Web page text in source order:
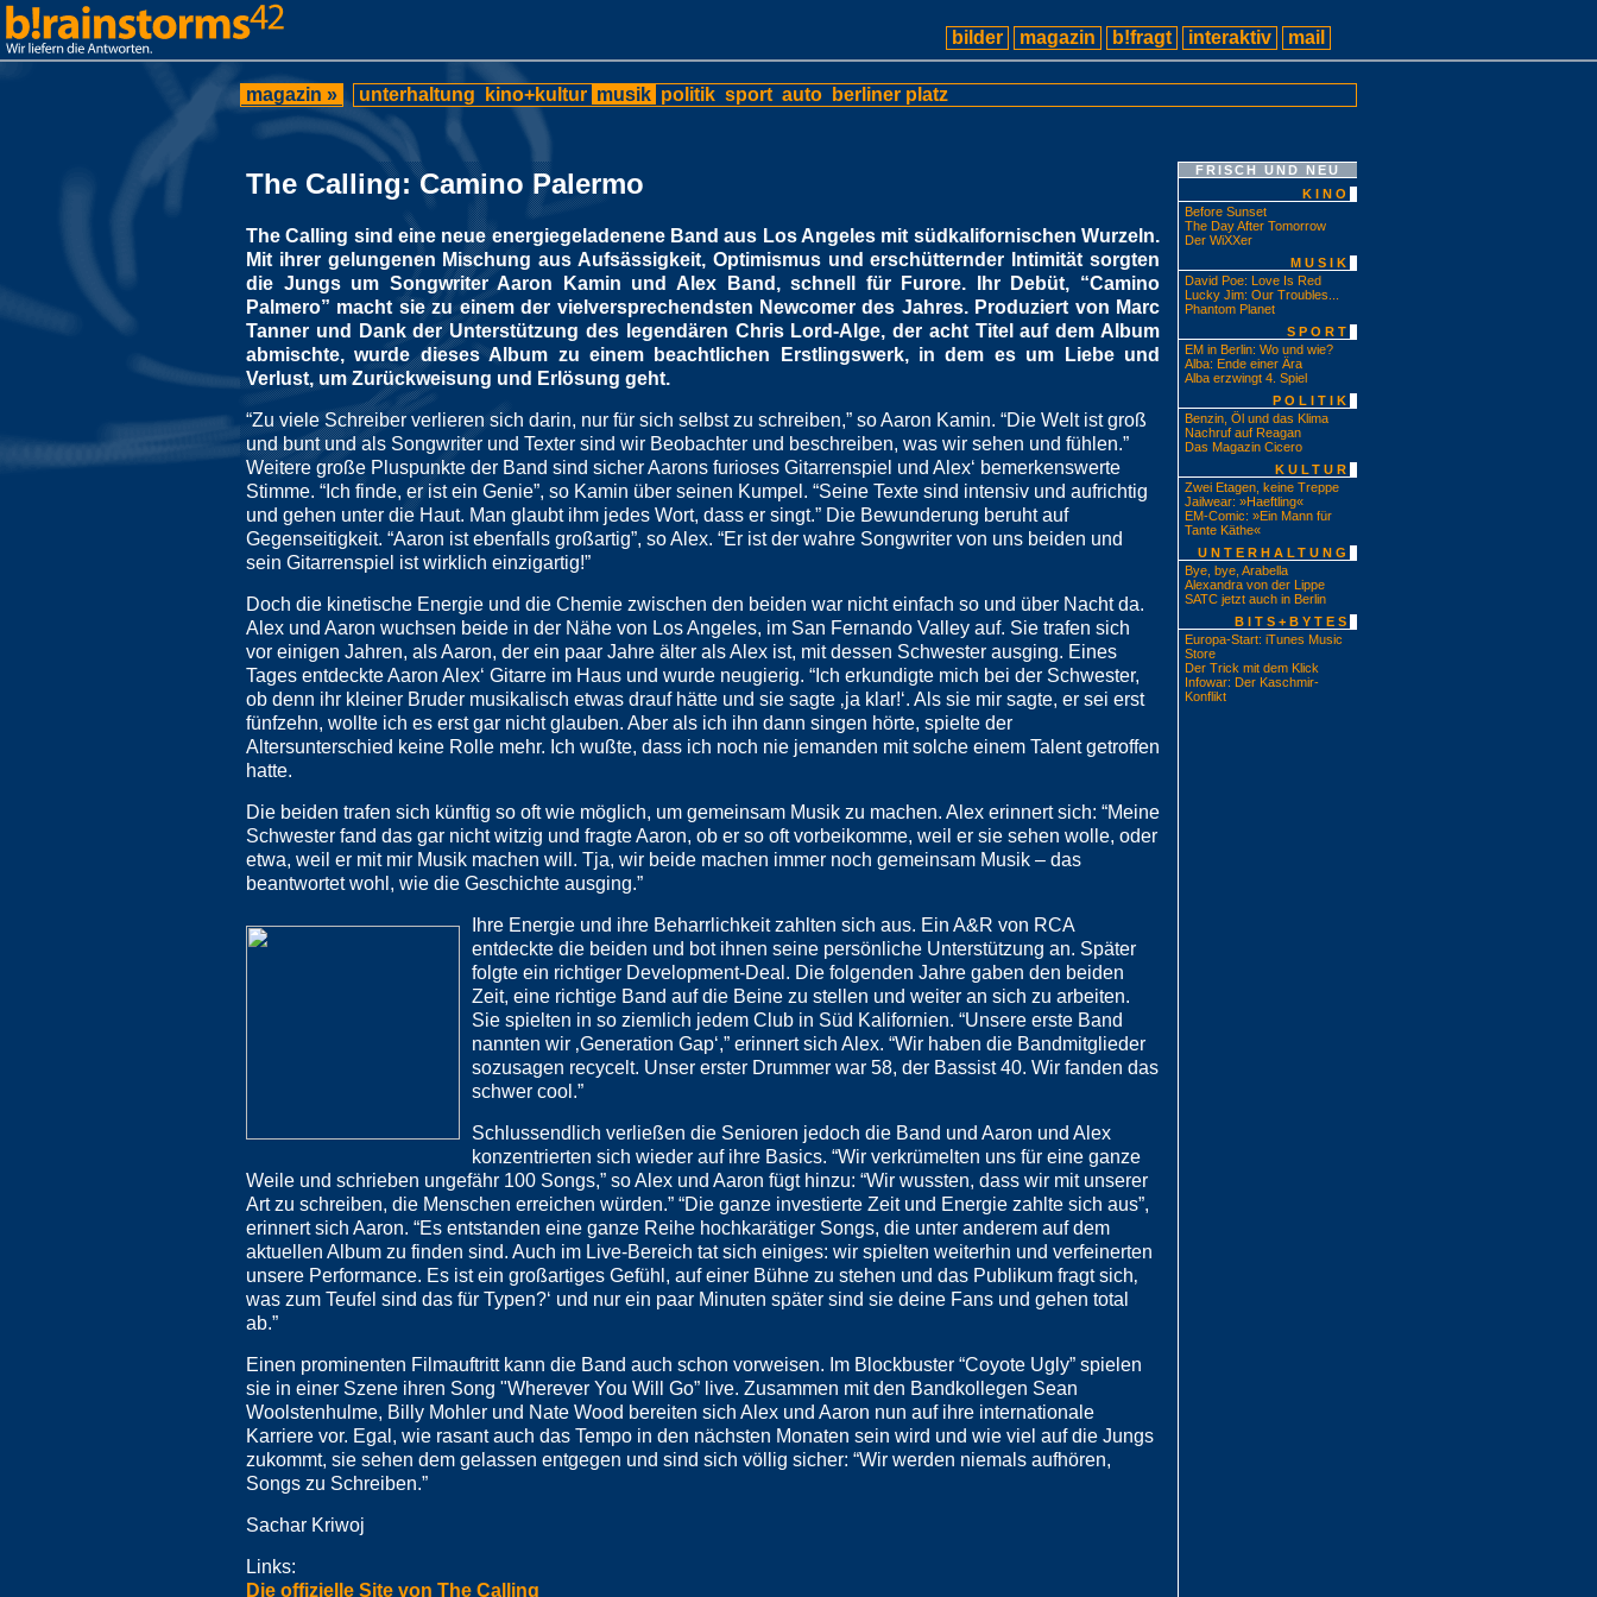
bilder magazin b!fragt interaktiv mail
magazin » unterhaltung kino+kultur musik politik sport auto berliner platz
The Calling: Camino Palermo
The Calling sind eine neue energiegeladenene Band aus Los Angeles mit südkalifornischen Wurzeln.
Mit ihrer gelungenen Mischung aus Aufsässigkeit, Optimismus und erschütternder Intimität sorgten
die Jungs um Songwriter Aaron Kamin und Alex Band, schnell für Furore. Ihr Debüt, “Camino
Palmero” macht sie zu einem der vielversprechendsten Newcomer des Jahres. Produziert von Marc
Tanner und Dank der Unterstützung des legendären Chris Lord-Alge, der acht Titel auf dem Album
abmischte, wurde dieses Album zu einem beachtlichen Erstlingswerk, in dem es um Liebe und
Verlust, um Zurückweisung und Erlösung geht.
“Zu viele Schreiber verlieren sich darin, nur für sich selbst zu schreiben,” so Aaron Kamin. “Die Welt ist groß
und bunt und als Songwriter und Texter sind wir Beobachter und beschreiben, was wir sehen und fühlen.”
Weitere große Pluspunkte der Band sind sicher Aarons furioses Gitarrenspiel und Alex‘ bemerkenswerte
Stimme. “Ich finde, er ist ein Genie”, so Kamin über seinen Kumpel. “Seine Texte sind intensiv und aufrichtig
und gehen unter die Haut. Man glaubt ihm jedes Wort, dass er singt.” Die Bewunderung beruht auf
Gegenseitigkeit. “Aaron ist ebenfalls großartig”, so Alex. “Er ist der wahre Songwriter von uns beiden und
sein Gitarrenspiel ist wirklich einzigartig!”
Doch die kinetische Energie und die Chemie zwischen den beiden war nicht einfach so und über Nacht da.
Alex und Aaron wuchsen beide in der Nähe von Los Angeles, im San Fernando Valley auf. Sie trafen sich
vor einigen Jahren, als Aaron, der ein paar Jahre älter als Alex ist, mit dessen Schwester ausging. Eines
Tages entdeckte Aaron Alex‘ Gitarre im Haus und wurde neugierig. “Ich erkundigte mich bei der Schwester,
ob denn ihr kleiner Bruder musikalisch etwas drauf hätte und sie sagte ‚ja klar!‘. Als sie mir sagte, er sei erst
fünfzehn, wollte ich es erst gar nicht glauben. Aber als ich ihn dann singen hörte, spielte der
Altersunterschied keine Rolle mehr. Ich wußte, dass ich noch nie jemanden mit solche einem Talent getroffen
hatte.
Die beiden trafen sich künftig so oft wie möglich, um gemeinsam Musik zu machen. Alex erinnert sich: “Meine
Schwester fand das gar nicht witzig und fragte Aaron, ob er so oft vorbeikomme, weil er sie sehen wolle, oder
etwa, weil er mit mir Musik machen will. Tja, wir beide machen immer noch gemeinsam Musik – das
beantwortet wohl, wie die Geschichte ausging.”
Ihre Energie und ihre Beharrlichkeit zahlten sich aus. Ein A&R von RCA
entdeckte die beiden und bot ihnen seine persönliche Unterstützung an. Später
folgte ein richtiger Development-Deal. Die folgenden Jahre gaben den beiden
Zeit, eine richtige Band auf die Beine zu stellen und weiter an sich zu arbeiten.
Sie spielten in so ziemlich jedem Club in Süd Kalifornien. “Unsere erste Band
nannten wir ‚Generation Gap‘,” erinnert sich Alex. “Wir haben die Bandmitglieder
sozusagen recycelt. Unser erster Drummer war 58, der Bassist 40. Wir fanden das
schwer cool.”
Schlussendlich verließen die Senioren jedoch die Band und Aaron und Alex
konzentrierten sich wieder auf ihre Basics. “Wir verkrümelten uns für eine ganze
Weile und schrieben ungefähr 100 Songs,” so Alex und Aaron fügt hinzu: “Wir wussten, dass wir mit unserer
Art zu schreiben, die Menschen erreichen würden.” “Die ganze investierte Zeit und Energie zahlte sich aus”,
erinnert sich Aaron. “Es entstanden eine ganze Reihe hochkarätiger Songs, die unter anderem auf dem
aktuellen Album zu finden sind. Auch im Live-Bereich tat sich einiges: wir spielten weiterhin und verfeinerten
unsere Performance. Es ist ein großartiges Gefühl, auf einer Bühne zu stehen und das Publikum fragt sich‚
was zum Teufel sind das für Typen?‘ und nur ein paar Minuten später sind sie deine Fans und gehen total
ab.”
Einen prominenten Filmauftritt kann die Band auch schon vorweisen. Im Blockbuster “Coyote Ugly” spielen
sie in einer Szene ihren Song "Wherever You Will Go” live. Zusammen mit den Bandkollegen Sean
Woolstenhulme, Billy Mohler und Nate Wood bereiten sich Alex und Aaron nun auf ihre internationale
Karriere vor. Egal, wie rasant auch das Tempo in den nächsten Monaten sein wird und wie viel auf die Jungs
zukommt, sie sehen dem gelassen entgegen und sind sich völlig sicher: “Wir werden niemals aufhören,
Songs zu Schreiben.”
Sachar Kriwoj
Links:
Die offizielle Site von The Calling
FRISCH UND NEU
KINO
Before Sunset
The Day After Tomorrow
Der WiXXer
MUSIK
David Poe: Love Is Red
Lucky Jim: Our Troubles...
Phantom Planet
SPORT
EM in Berlin: Wo und wie?
Alba: Ende einer Ära
Alba erzwingt 4. Spiel
POLITIK
Benzin, Öl und das Klima
Nachruf auf Reagan
Das Magazin Cicero
KULTUR
Zwei Etagen, keine Treppe
Jailwear: »Haeftling«
EM-Comic: »Ein Mann für
Tante Käthe«
UNTERHALTUNG
Bye, bye, Arabella
Alexandra von der Lippe
SATC jetzt auch in Berlin
BITS+BYTES
Europa-Start: iTunes Music
Store
Der Trick mit dem Klick
Infowar: Der Kaschmir-
Konflikt